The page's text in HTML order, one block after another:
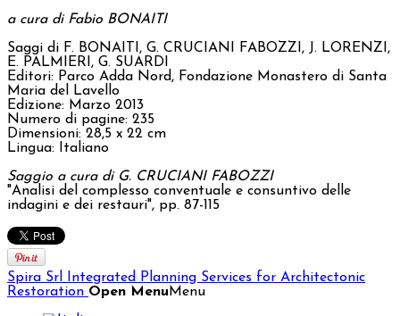
a cura di Fabio BONAITI
Saggi di F. BONAITI, G. CRUCIANI FABOZZI, J. LORENZI,
E. PALMIERI, G. SUARDI
Editori: Parco Adda Nord, Fondazione Monastero di Santa
Maria del Lavello
Edizione: Marzo 2013
Numero di pagine: 235
Dimensioni: 28,5 x 22 cm
Lingua: Italiano
Saggio a cura di G. CRUCIANI FABOZZI
"Analisi del complesso conventuale e consuntivo delle
indagini e dei restauri", pp. 87-115
Spira Srl Integrated Planning Services for Architectonic
Restoration Open MenuMenu